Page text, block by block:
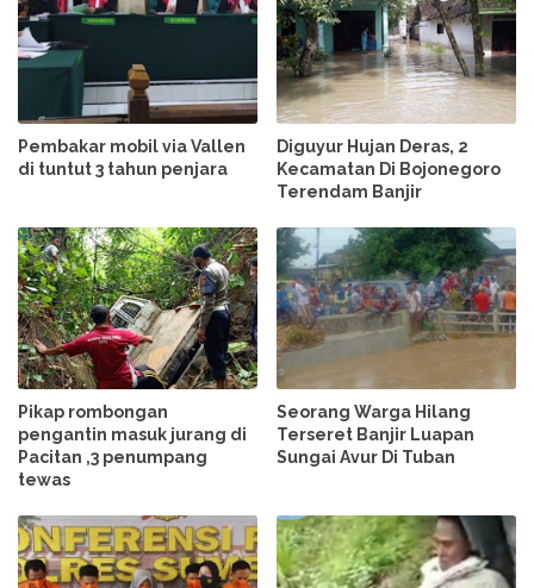
Pembakar mobil via Vallen
di tuntut 3 tahun penjara
Diguyur Hujan Deras, 2
Kecamatan Di Bojonegoro
Terendam Banjir
Pikap rombongan
pengantin masuk jurang di
Pacitan ,3 penumpang
tewas
Seorang Warga Hilang
Terseret Banjir Luapan
Sungai Avur Di Tuban